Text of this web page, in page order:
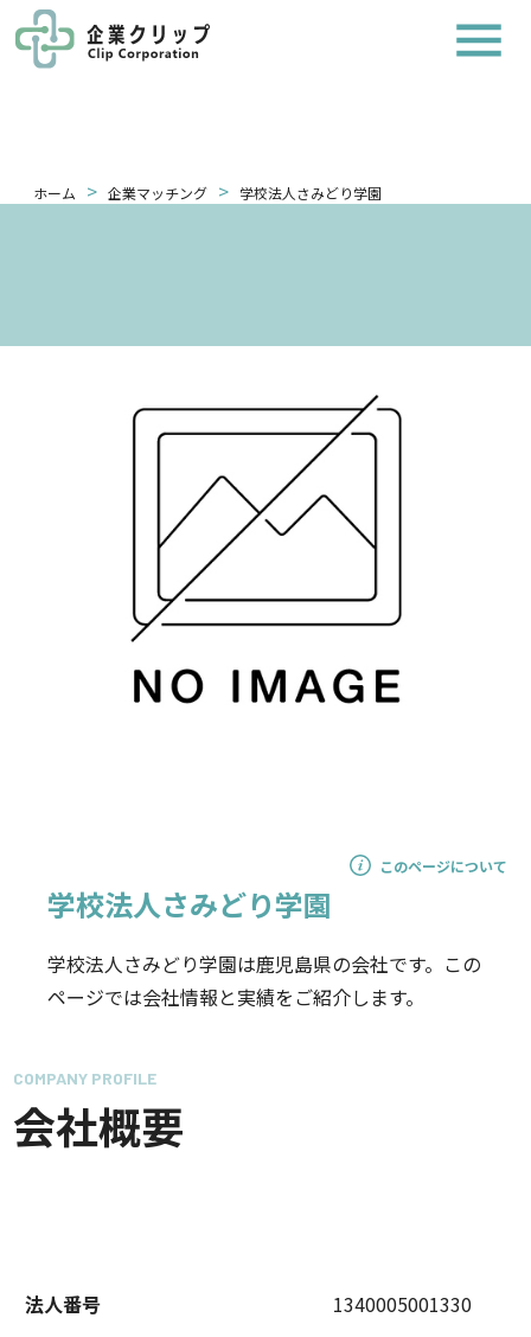
ホーム > 企業マッチング > 学校法人さみどり学園
このページについて
学校法人さみどり学園
学校法人さみどり学園は鹿児島県の会社です。この
ページでは会社情報と実績をご紹介します。
COMPANY PROFILE
会社概要
法人番号 1340005001330